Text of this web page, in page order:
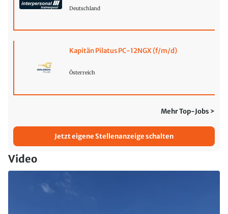
Deutschland
Kapitän Pilatus PC-12NGX (f/m/d)
Österreich
Mehr Top-Jobs >
Jetzt eigene Stellenanzeige schalten
Video